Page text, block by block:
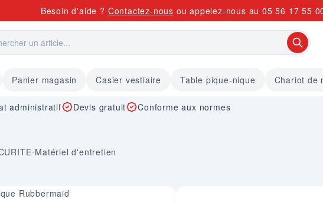
Besoin d'aide ? Contactez-nous ou appelez-nous au 05 56 17 55
Panier magasin Casier vestiaire Table pique-nique Chariot de
administratif Devis gratuit Conforme aux normes
•Matériel d'entretien
Rubbermaid